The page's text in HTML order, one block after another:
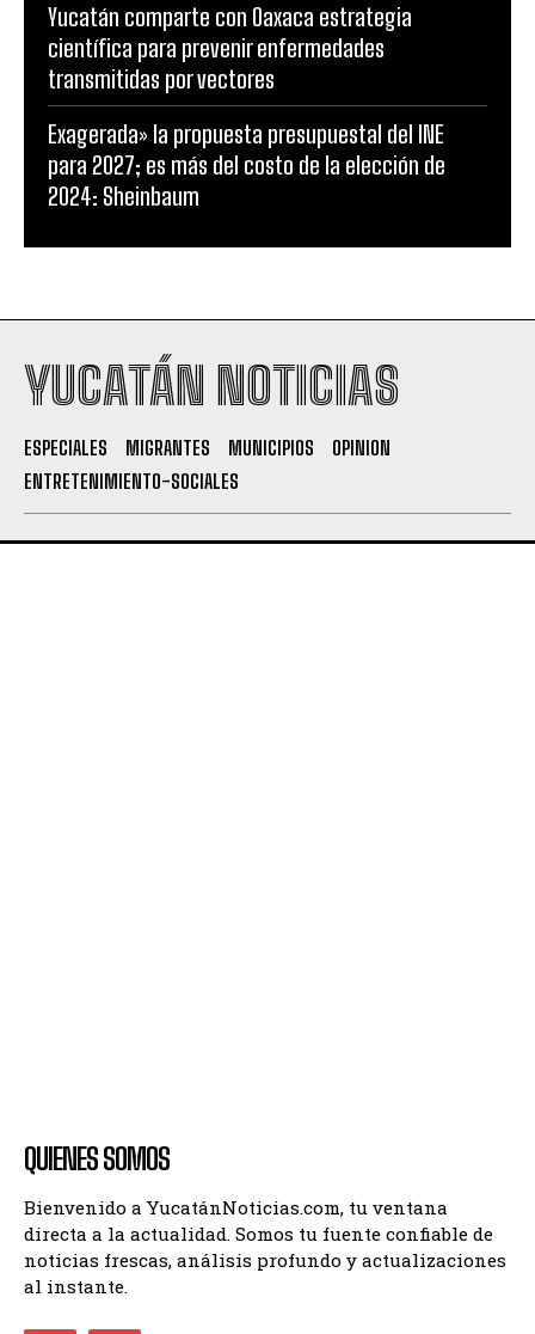
Yucatán comparte con Oaxaca estrategia
científica para prevenir enfermedades
transmitidas por vectores
Exagerada» la propuesta presupuestal del INE
para 2027; es más del costo de la elección de
2024: Sheinbaum
YUCATÁN NOTICIAS
ESPECIALES MIGRANTES MUNICIPIOS
OPINION
ENTRETENIMIENTO-SOCIALES
QUIENES SOMOS
Bienvenido a YucatánNoticias.com, tu ventana
directa a la actualidad. Somos tu fuente confiable de
noticias frescas, análisis profundo y actualizaciones
al instante.